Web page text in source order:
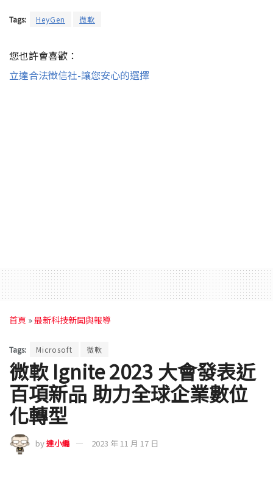
Tags: HeyGen 微軟
您也許會喜歡：
立達合法徵信社-讓您安心的選擇
首頁 »最新科技新聞與報導
Tags: Microsoft 微軟
微軟 Ignite 2023 大會發表近
百項新品 助力全球企業數位
化轉型
by達小編 2023 年 11 月 17 日